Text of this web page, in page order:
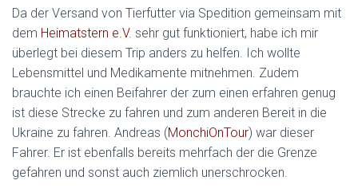
Da der Versand von Tierfutter via Spedition gemeinsam mit
dem Heimatstern e.V. sehr gut funktioniert, habe ich mir
überlegt bei diesem Trip anders zu helfen. Ich wollte
Lebensmittel und Medikamente mitnehmen. Zudem
brauchte ich einen Beifahrer der zum einen erfahren genug
ist diese Strecke zu fahren und zum anderen Bereit in die
Ukraine zu fahren. Andreas (MonchiOnTour) war dieser
Fahrer. Er ist ebenfalls bereits mehrfach der die Grenze
gefahren und sonst auch ziemlich unerschrocken.